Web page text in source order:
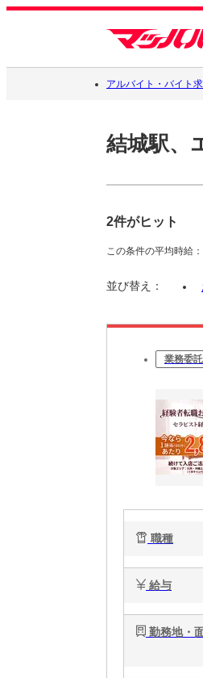
アルバイト・バイト
結城駅、
2件がヒット
この条件の平均時給
並び替え：
業務委
職種
給与
勤務地・